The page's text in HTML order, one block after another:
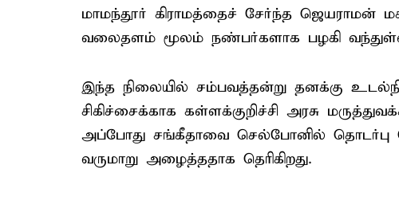
மாமந்தூர் கிராமத்தைச் சேர்ந்த ஜெயராமன்
வலைதளம் மூலம் நண்பர்களாக பழகி
இந்த நிலையில் சம்பவத்தன்று தனக்கு
சிகிச்சைக்காக கள்ளக்குறிச்சி அரசு
அப்போது சங்கீதாவை செல்போனில் தொடர்பு
வருமாறு அழைத்ததாக தெரிகிறது.